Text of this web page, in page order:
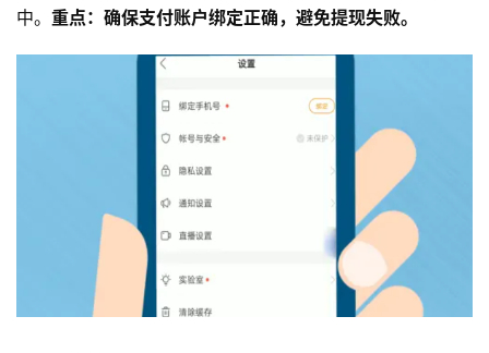
中。 重点：确保支付账户绑定正确，避免提现失败。